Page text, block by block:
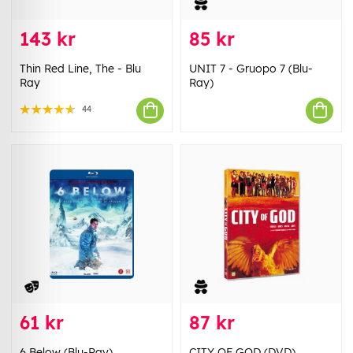
143 kr
Thin Red Line, The - Blu
Ray
44
85 kr
UNIT 7 - Gruopo 7 (Blu-
Ray)
61 kr 87 kr